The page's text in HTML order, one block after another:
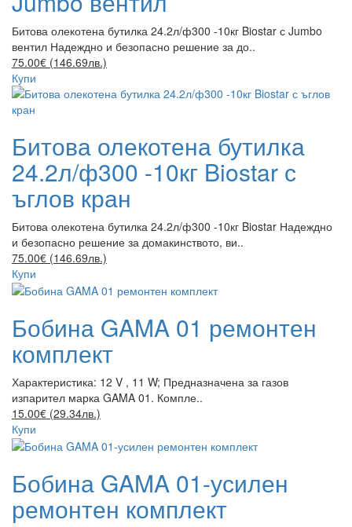
Битова олекотена бутилка 24.2л/ф300 -10кг Biostar с Jumbo
вентил Надеждно и безопасно решение за до..
75.00€ (146.69лв.)
Купи
Битова олекотена бутилка
24.2л/ф300 -10кг Biostar с
ъглов кран
Битова олекотена бутилка 24.2л/ф300 -10кг Biostar Надеждно
и безопасно решение за домакинството, ви..
75.00€ (146.69лв.)
Купи
Бобина GAMA 01 ремонтен
комплект
Характеристика: 12 V , 11 W; Предназначена за газов
изпарител марка GAMA 01. Компле..
15.00€ (29.34лв.)
Купи
Бобина GAMA 01-усилен
ремонтен комплект